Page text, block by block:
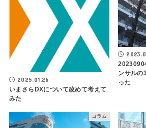
2025.01.26
いまさらDXについて改めて考えて
みた
ンサルの
った
コラム